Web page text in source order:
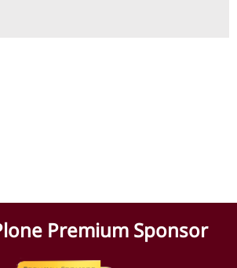
Premium Sponsor